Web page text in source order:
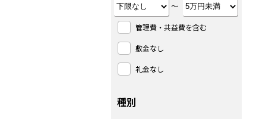
～
管理費・共益費を含む
敷金なし
礼金なし
種別